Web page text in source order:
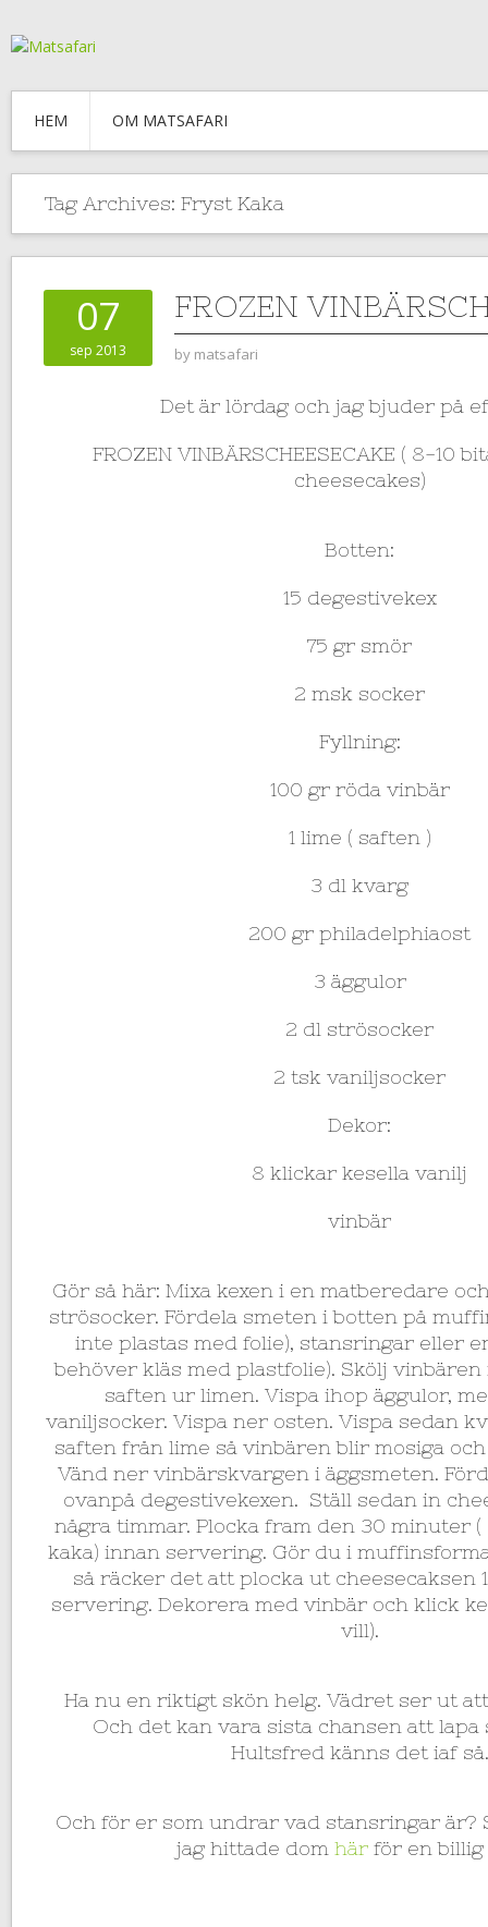
HEM OM MATSAFARI
Tag Archives: Fryst Kaka
07
sep 2013
FROZEN
by matsafari
Det är lördag och jag bjuder på
FROZEN VINBÄRSCHEESECAKE ( 8-10
cheesecakes)
Botten:
15 degestivekex
75 gr smör
2 msk socker
Fyllning:
100 gr röda vinbär
1 lime ( saften )
3 dl kvarg
200 gr philadelphiaost
3 äggulor
2 dl strösocker
2 tsk vaniljsocker
Dekor:
8 klickar kesella vanilj
vinbär
Gör så här: Mixa kexen i en matberedare
strösocker. Fördela smeten i botten på
inte plastas med folie), stansringar eller
behöver kläs med plastfolie). Skölj
saften ur limen. Vispa ihop äggulor,
vaniljsocker. Vispa ner osten. Vispa sedan
saften från lime så vinbären blir mosiga
Vänd ner vinbärskvargen i äggsmeten.
ovanpå degestivekexen. Ställ sedan in
några timmar. Plocka fram den 30 minuter
kaka) innan servering. Gör du i
så räcker det att plocka ut cheesecaksen
servering. Dekorera med vinbär och klick
vill).
Ha nu en riktigt skön helg. Vädret ser ut
Och det kan vara sista chansen att lapa
Hultsfred känns det iaf så.
Och för er som undrar vad stansringar är?
jag hittade dom härför en billig